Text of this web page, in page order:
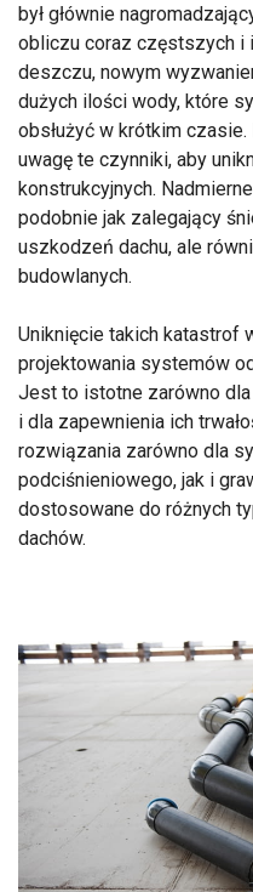
był głównie
obliczu coraz częstszych i
deszczu, nowym
dużych ilości wody, które
obsłużyć w krótkim
uwagę te czynniki, aby
konstrukcyjnych.
podobnie jak zalegający
uszkodzeń dachu, ale
budowlanych.
Uniknięcie takich katastrof
projektowania systemów
Jest to istotne zarówno
i dla zapewnienia ich
rozwiązania zarówno dla
podciśnieniowego, jak i
dostosowane do różnych
dachów.